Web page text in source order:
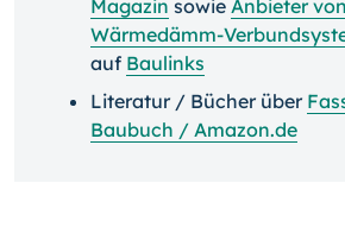
Magazin sowie Anbieter von
Wärmedämm-
auf Baulinks
Literatur / Bücher über
Baubuch / Amazon.de